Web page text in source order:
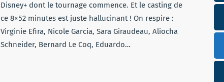
Disney+ dont le tournage commence. Et le casting de
ce 8×52 minutes est juste hallucinant ! On respire :
Virginie Efira, Nicole Garcia, Sara Giraudeau, Aliocha
Schneider, Bernard Le Coq, Eduardo…